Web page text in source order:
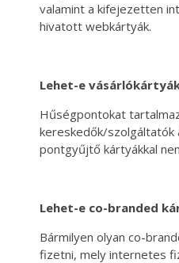
valamint a kifejezetten
hivatott webkártyák.
Lehet-e
Hűségpontokat
kereskedők/szolgáltatók
pontgyűjtő kártyákkal
Lehet-e co-branded
Bármilyen olyan co-
fizetni, mely internetes